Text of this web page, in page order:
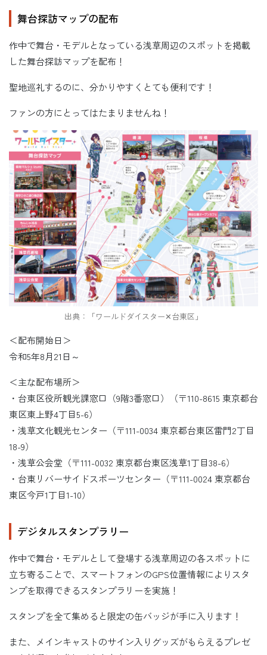
舞台探訪マップの配布
作中で舞台・モデルとなっている浅草周辺のスポットを掲載
した舞台探訪マップを配布！
聖地巡礼するのに、分かりやすくとても便利です！
ファンの方にとってはたまりませんね！
出典：「ワールドダイスター✕台東区」
＜配布開始日＞
令和5年8月21日～
＜主な配布場所＞
・台東区役所観光課窓口（9階3番窓口）（〒110-8615 東京都台
東区東上野4丁目5-6）
・浅草文化観光センター（〒111-0034 東京都台東区雷門2丁目
18-9）
・浅草公会堂（〒111-0032 東京都台東区浅草1丁目38-6）
・台東リバーサイドスポーツセンター（〒111-0024 東京都台
東区今戸1丁目1-10）
デジタルスタンプラリー
作中で舞台・モデルとして登場する浅草周辺の各スポットに
立ち寄ることで、スマートフォンのGPS位置情報によりスタ
ンプを取得できるスタンプラリーを実施！
スタンプを全て集めると限定の缶バッジが手に入ります！
また、メインキャストのサイン入りグッズがもらえるプレゼ